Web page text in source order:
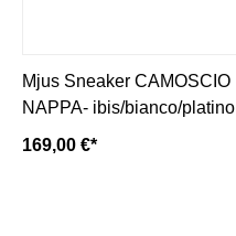
Mjus Sneaker CAMOSCIO
NAPPA- ibis/bianco/platino
169,00 €*